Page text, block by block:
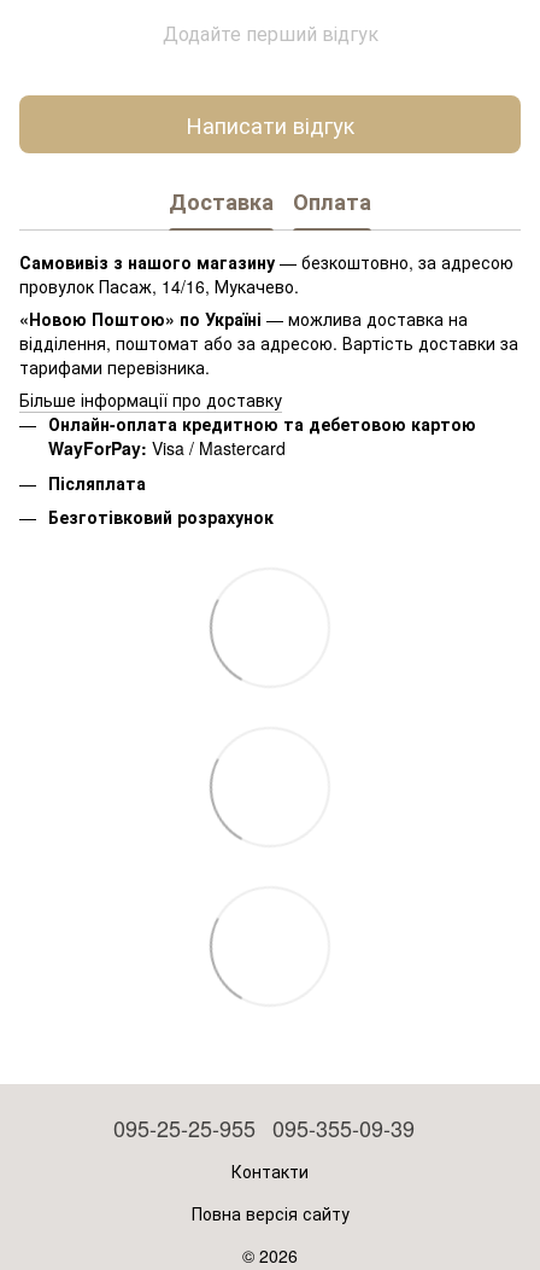
Додайте перший відгук
Написати відгук
Доставка Оплата
Самовивіз з нашого магазину — безкоштовно, за адресою
провулок Пасаж, 14/16, Мукачево.
«Новою Поштою» по Україні — можлива доставка на
відділення, поштомат або за адресою. Вартість доставки за
тарифами перевізника.
Більше інформації про доставку
Онлайн-оплата кредитною та дебетовою картою
WayForPay: Visa / Mastercard
Післяплата
Безготівковий розрахунок
095-25-25-955 095-355-09-39
Контакти
Повна версія сайту
© 2026